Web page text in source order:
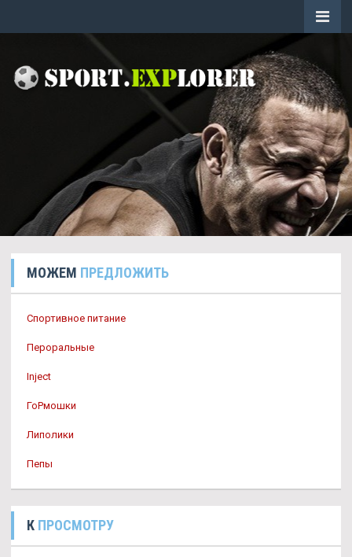
МОЖЕМ ПРЕДЛОЖИТЬ
Спортивное питание
Пероральные
Inject
ГоРмошки
Липолики
Пепы
К ПРОСМОТРУ